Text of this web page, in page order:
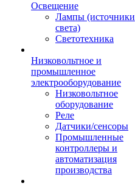
Освещение
Лампы (источники
света)
Светотехника
Низковольтное и
промышленное
электрооборудование
Низковольтное
оборудование
Реле
Датчики/сенсоры
Промышленные
контроллеры и
автоматизация
производства